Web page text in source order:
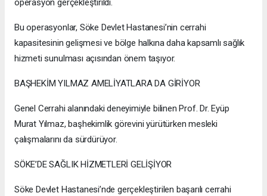
operasyon gerçekleştirildi.
Bu operasyonlar, Söke Devlet Hastanesi’nin cerrahi
kapasitesinin gelişmesi ve bölge halkına daha kapsamlı sağlık
hizmeti sunulması açısından önem taşıyor.
BAŞHEKİM YILMAZ AMELİYATLARA DA GİRİYOR
Genel Cerrahi alanındaki deneyimiyle bilinen Prof. Dr. Eyüp
Murat Yılmaz, başhekimlik görevini yürütürken mesleki
çalışmalarını da sürdürüyor.
SÖKE’DE SAĞLIK HİZMETLERİ GELİŞİYOR
Söke Devlet Hastanesi’nde gerçekleştirilen başarılı cerrahi